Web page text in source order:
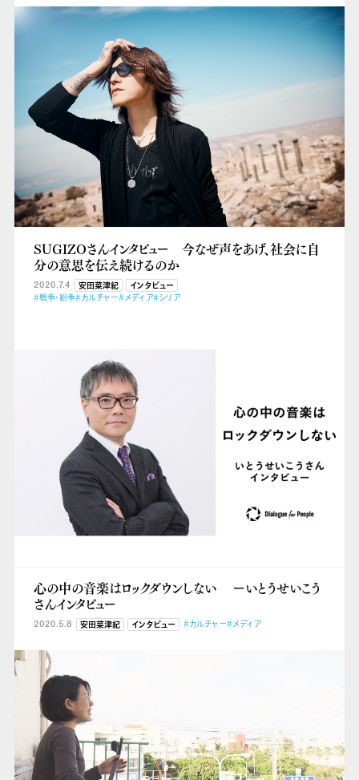
SUGIZOさんインタビュー 今なぜ声をあげ、社会に自
分の意思を伝え続けるのか
2020.7.4 安田菜津紀
インタビュー
#戦争・紛争#カルチャー#メディア#シリア
心の中の音楽はロックダウンしない ーいとうせいこう
さんインタビュー
2020.5.8 安田菜津紀 インタビュー #カルチャー#メディア